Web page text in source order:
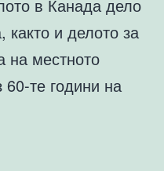
в Канада дело
и делото за
на местното
60-те години на